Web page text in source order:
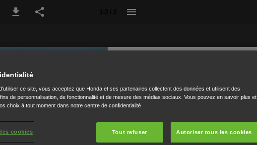
ce site, vous acceptez que Honda et ses partenaires collectent des données et utilisent des
de personnalisation, de fonctionnalité et de mesure des médias sociaux. Vous pouvez en savoir plus et
choix à tout moment dans notre centre de confidentialité
Tout refuser Autoriser tous les cookies
cookies